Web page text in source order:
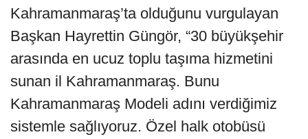
Kahramanmaraş’ta olduğunu vurgulayan
Başkan Hayrettin Güngör, “30 büyükşehir
arasında en ucuz toplu taşıma hizmetini
sunan il Kahramanmaraş. Bunu
Kahramanmaraş Modeli adını verdiğimiz
sistemle sağlıyoruz. Özel halk otobüsü